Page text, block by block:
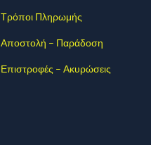
Τρόποι Πληρωμής
Αποστολή – Παράδοση
Επιστροφές – Ακυρώσεις